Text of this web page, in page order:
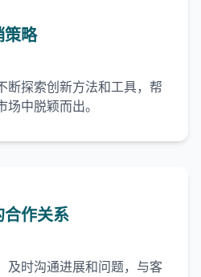
策略
断探索创新方法和工具，帮
中脱颖而出。
合作关系
及时沟通进展和问题，与客